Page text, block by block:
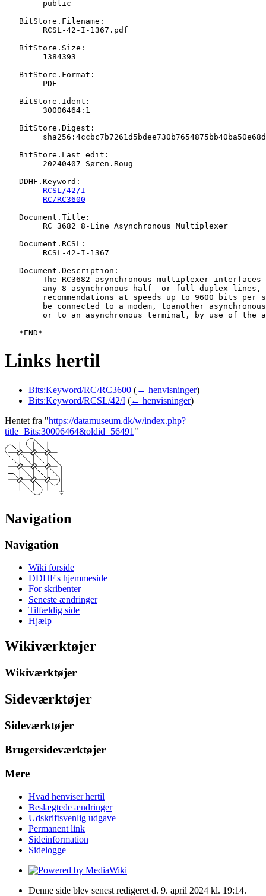
   BitStore.Filename:
   BitStore.Size:
   BitStore.Format:
   BitStore.Ident:
   BitStore.Digest:
   BitStore.Last_edit:
   DDHF.Keyword:
RCSL/42/I
RC/RC3600
   Document.Title:
   Document.RCSL:
   Document.Description:
Links hertil
Bits:Keyword/RC/RC3600 (← henvisninger)
Bits:Keyword/RCSL/42/I (← henvisninger)
Hentet fra "https://datamuseum.dk/w/index.php?
title=Bits:30006464&oldid=56491 "
Navigation
Navigation
Wiki forside
DDHF's hjemmeside
For skribenter
Seneste ændringer
Tilfældig side
Hjælp
Wikiværktøjer
Wikiværktøjer
Sideværktøjer
Sideværktøjer
Brugersideværktøjer
Mere
Hvad henviser hertil
Beslægtede ændringer
Udskriftsvenlig udgave
Permanent link
Sideinformation
Sidelogge
Denne side blev senest redigeret d. 9. april 2024 kl. 19:14.